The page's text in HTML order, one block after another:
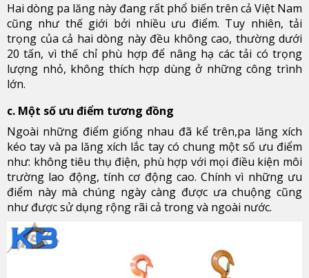
Hai dòng pa lăng này đang rất phổ biến trên cả Việt Nam
cũng như thế giới bởi nhiều ưu điểm. Tuy nhiên, tải
trọng của cả hai dòng này đều không cao, thường dưới
20 tấn, vì thế chỉ phù hợp để nâng hạ các tải có trọng
lượng nhỏ, không thích hợp dùng ở những công trình
lớn.
c. Một số ưu điểm tương đồng
Ngoài những điểm giống nhau đã kể trên,pa lăng xích
kéo tay và pa lăng xích lắc tay có chung một số ưu điểm
như: không tiêu thụ điện, phù hợp với mọi điều kiện môi
trường lao động, tính cơ động cao. Chính vì những ưu
điểm này mà chúng ngày càng được ưa chuộng cũng
như được sử dụng rộng rãi cả trong và ngoài nước.